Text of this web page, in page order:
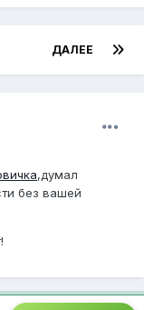
ДАЛЕЕ
,думал
без вашей